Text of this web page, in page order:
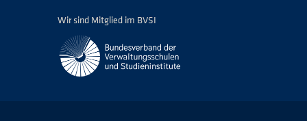
Wir sind Mitglied im BVSI